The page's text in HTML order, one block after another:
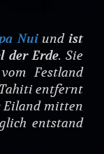
Nuiundist
der Erde. Sie
Festland
entfernt
Eiland mitten
entstand